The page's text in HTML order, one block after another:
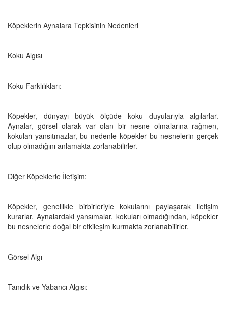
Köpeklerin Aynalara Tepkisinin Nedenleri
Koku Algısı
Koku Farklılıkları:
Köpekler, dünyayı büyük ölçüde koku duyularıyla algılarlar.
Aynalar, görsel olarak var olan bir nesne olmalarına rağmen,
kokuları yansıtmazlar, bu nedenle köpekler bu nesnelerin gerçek
olup olmadığını anlamakta zorlanabilirler.
Diğer Köpeklerle İletişim:
Köpekler, genellikle birbirleriyle kokularını paylaşarak iletişim
kurarlar. Aynalardaki yansımalar, kokuları olmadığından, köpekler
bu nesnelerle doğal bir etkileşim kurmakta zorlanabilirler.
Görsel Algı
Tanıdık ve Yabancı Algısı: